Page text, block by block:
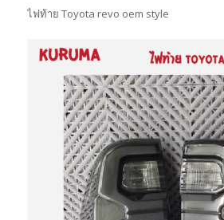
ไฟท้าย Toyota revo oem style